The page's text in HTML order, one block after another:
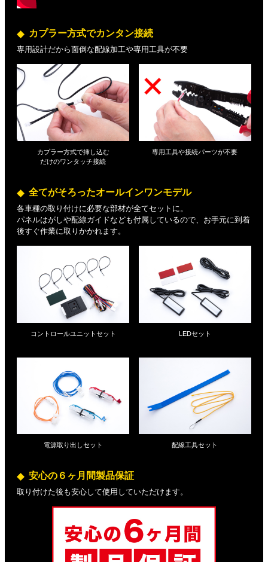
カプラー方式でカンタン接続
専用設計だから面倒な配線加工や専用工具が不要
カプラー方式で挿し込む
だけのワンタッチ接続
専用工具や接続パーツが不要
全てがそろったオールインワンモデル
各車種の取り付けに必要な部材が全てセットに。
パネルはがしや配線ガイドなども付属しているので、お手元に到着
後すぐ作業に取りかかれます。
コントロールユニットセット LEDセット
電源取り出しセット 配線工具セット
安心の６ヶ月間製品保証
取り付けた後も安心して使用していただけます。